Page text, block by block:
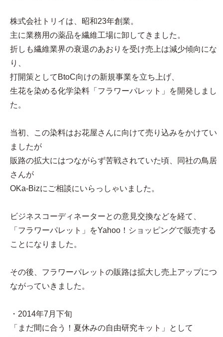
株式会社トリイは、昭和23年創業。
主に業務用の薬品を繊維工場に卸してきました。
折しも繊維業界の衰退のあおりを受け売上は減少傾向にな
り、
打開策としてBtoC向けの新規事業を立ち上げ、
生花を染める化学染料「フラワーパレット」を開発しまし
た。
当初、この染料はお花屋さんに向けて売り込みをかけてい
ましたが
販路の拡大にはつながらず苦戦されていた頃、同社の鳥居
さんが
OKa-Bizにご相談にいらっしゃいました。
ビジネスコーディネーターとの意見交換などを経て、
「フラワーパレット」をYahoo！ショッピングで販売する
ことになりました。
その後、フラワーパレットの販路は拡大し売上アップにつ
ながっていきました。
・2014年7月下旬
「まだ間に合う！夏休みの自由研究キット」として